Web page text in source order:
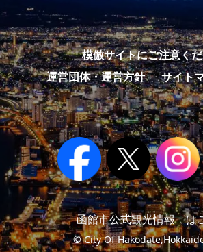
模倣サイトにご注意く
運営団体・運営方針
サイト
函館市公式観光情報 は
© City Of